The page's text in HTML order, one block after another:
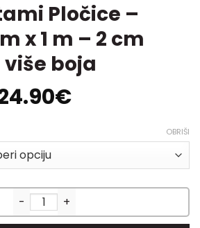
Pločice –
x 1 m – 2 cm
boja
€Price
23.90€
24.90€
OBRIŠI
FitMat Tatami Pločice -